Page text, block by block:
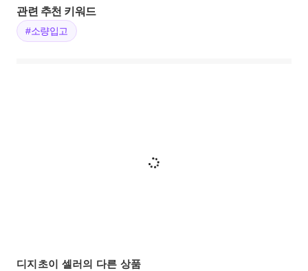
관련 추천 키워드
#소량입고
디지초이 셀러의 다른 상품